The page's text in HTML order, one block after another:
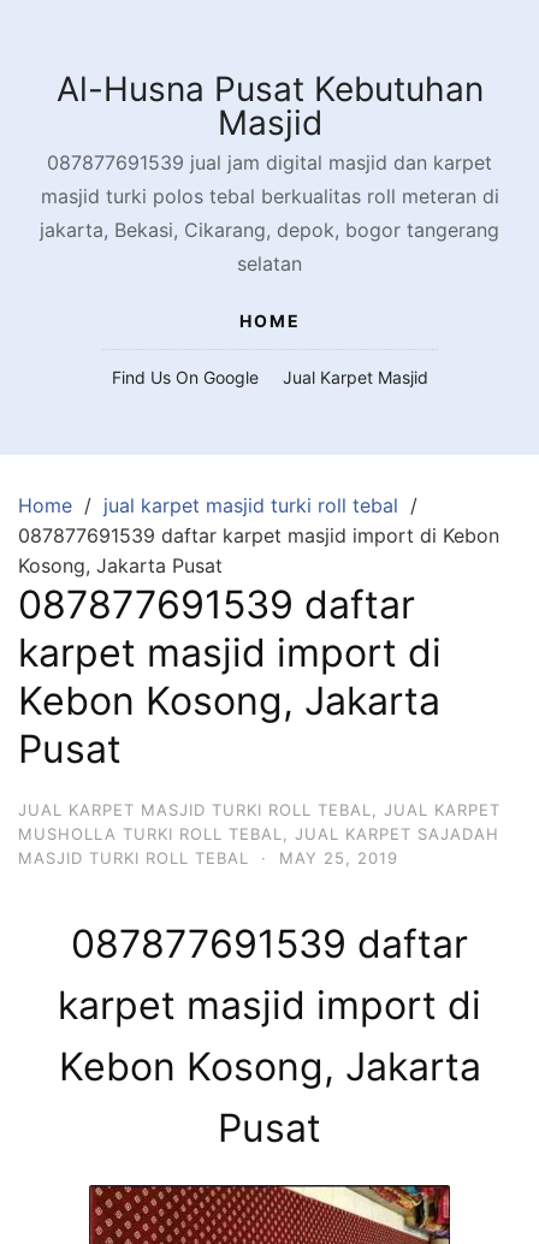
contentAl-Husna Pusat Kebutuhan
Masjid
087877691539 jual jam digital masjid dan karpet
masjid turki polos tebal berkualitas roll meteran di
jakarta, Bekasi, Cikarang, depok, bogor tangerang
selatan
HOME
Find Us On Google Jual Karpet Masjid
Home
jual karpet masjid turki roll tebal
087877691539 daftar karpet masjid import di Kebon
Kosong, Jakarta Pusat
087877691539 daftar
karpet masjid import di
Kebon Kosong, Jakarta
Pusat
JUAL KARPET MASJID TURKI ROLL TEBAL
JUAL KARPET
MUSHOLLA TURKI ROLL TEBAL
JUAL KARPET SAJADAH
MASJID TURKI ROLL TEBAL
· MAY 25, 2019
087877691539 daftar
karpet masjid import di
Kebon Kosong, Jakarta
Pusat